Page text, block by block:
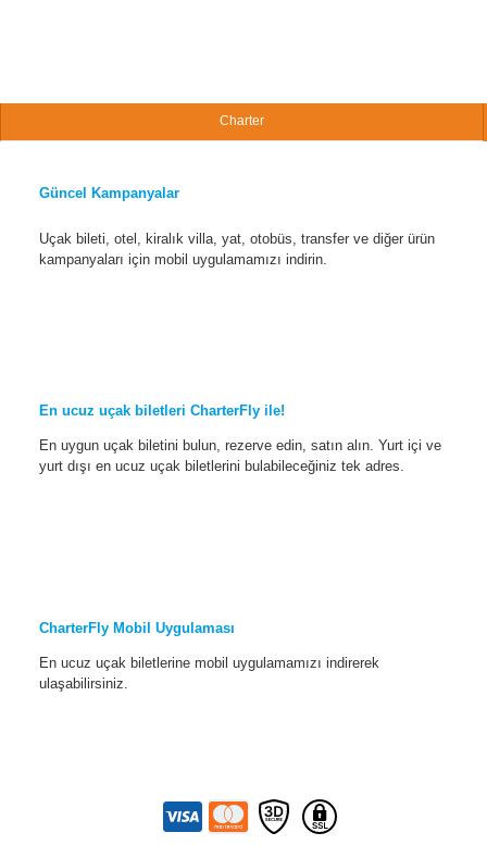
Charter
Güncel Kampanyalar
Uçak bileti, otel, kiralık villa, yat, otobüs, transfer ve diğer ürün
kampanyaları için mobil uygulamamızı indirin.
En ucuz uçak biletleri CharterFly ile!
En uygun uçak biletini bulun, rezerve edin, satın alın. Yurt içi ve
yurt dışı en ucuz uçak biletlerini bulabileceğiniz tek adres.
CharterFly Mobil Uygulaması
En ucuz uçak biletlerine mobil uygulamamızı indirerek
ulaşabilirsiniz.